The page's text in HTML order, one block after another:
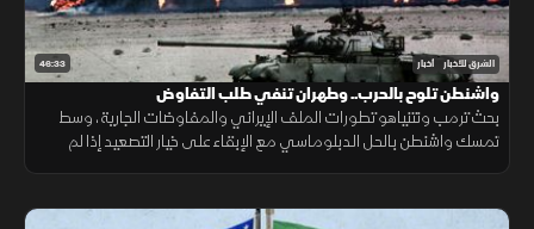
46:33 الشرق للأخبار أخبار
واشنطن تلوح بالحرب.. وطهران تنفي طلب التفاوض
بحث ترمب ونتنياهو تطورات الملف الإيراني والمفاوضات الجارية، وسط
تمسك واشنطن بالحل الدبلوماسي مع الإبقاء على خيار التصعيد إذا لم